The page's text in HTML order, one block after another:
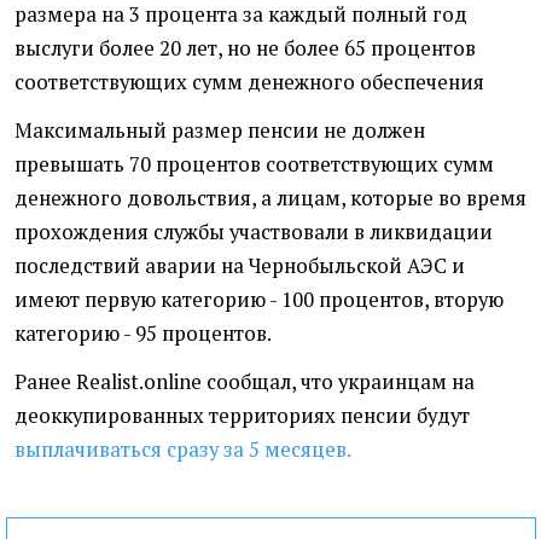
размера на 3 процента за каждый полный год
выслуги более 20 лет, но не более 65 процентов
соответствующих сумм денежного обеспечения
Максимальный размер пенсии не должен
превышать 70 процентов соответствующих сумм
денежного довольствия, а лицам, которые во время
прохождения службы участвовали в ликвидации
последствий аварии на Чернобыльской АЭС и
имеют первую категорию - 100 процентов, вторую
категорию - 95 процентов.
Ранее Realist.online сообщал, что украинцам на
деоккупированных территориях пенсии будут
выплачиваться сразу за 5 месяцев.